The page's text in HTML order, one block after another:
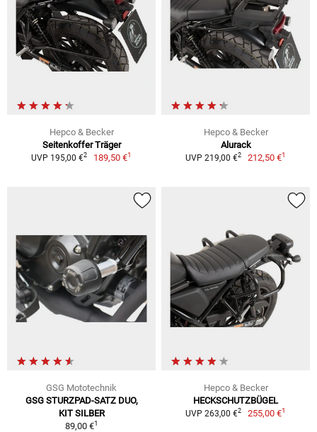
Hepco & Becker
Seitenkoffer Träger
UVP 195,00 €2 189,50 €1
Hepco & Becker
Alurack
UVP 219,00 €2 212,50 €1
GSG Mototechnik
GSG STURZPAD-SATZ DUO,
KIT SILBER
89,00 €1
Hepco & Becker
HECKSCHUTZBÜGEL
UVP 263,00 €2 255,00 €1